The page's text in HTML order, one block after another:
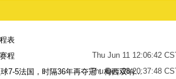
表
Thu Jun 11 12:06:42
程
Thu Dec 28 20:37:48
世界杯-阿根廷点球7-5法国，时隔36年再夺冠！梅西双响姆巴佩戴帽